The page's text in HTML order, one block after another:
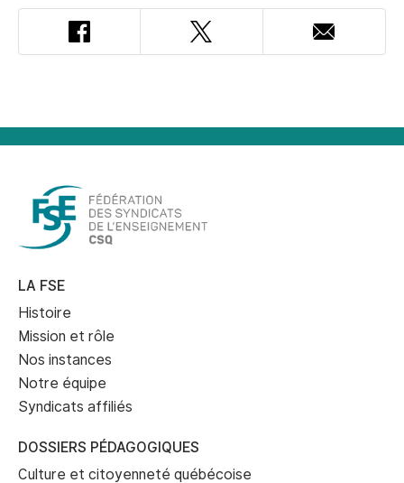
Facebook Twitter
Adresse
courriel
LA FSE
Histoire
Mission et rôle
Nos instances
Notre équipe
Syndicats affiliés
DOSSIERS PÉDAGOGIQUES
Culture et citoyenneté québécoise